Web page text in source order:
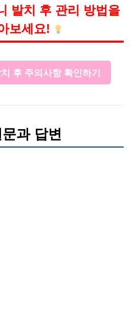
발치 후 관리 방법을
보세요!
후 주의사항 확인하기
과 답변